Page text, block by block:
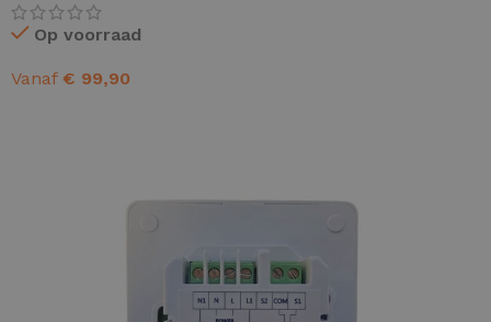
Op voorraad
Vanaf € 99,90